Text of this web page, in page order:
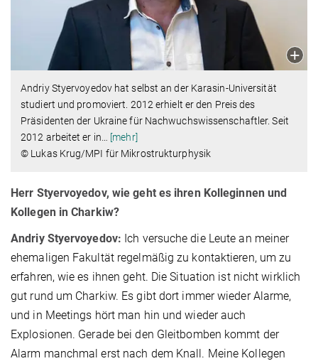
AndriyStyervoyedov hat selbst an der Karasin-Universität
studiert und promoviert. 2012 erhielt er den Preis des
Präsidenten der Ukraine für Nachwuchswissenschaftler. Seit
2012 arbeitet er in
[mehr]
© Lukas Krug/MPI für Mikrostrukturphysik
Herr Styervoyedov, wie geht es ihren Kolleginnen und
Kollegen in Charkiw?
Andriy Styervoyedov: Ich versuche die Leute an meiner
ehemaligen Fakultät regelmäßig zu kontaktieren, um zu
erfahren, wie es ihnen geht. Die Situation ist nicht wirklich
gut rund um Charkiw. Es gibt dort immer wieder Alarme,
und in Meetings hört man hin und wieder auch
Explosionen. Gerade bei den Gleitbomben kommt der
Alarm manchmal erst nach dem Knall. Meine Kollegen